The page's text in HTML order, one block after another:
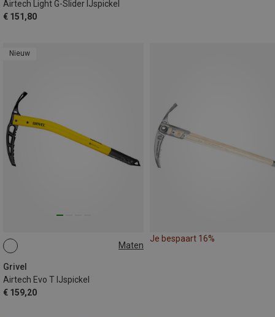
Airtech Light G-Slider IJspickel
€ 151,80
Nieuw
Maten
Grivel
Airtech Evo T IJspickel
€ 159,20
53CM
Je bespaart 16%